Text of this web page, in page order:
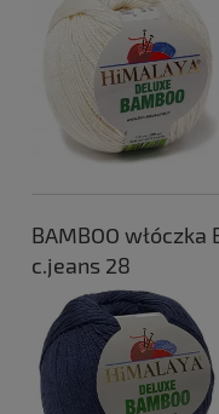
BAMBOO włóczka
c.jeans 28